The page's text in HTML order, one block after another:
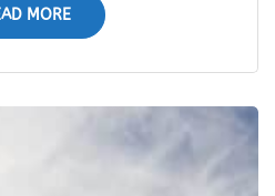
MORE